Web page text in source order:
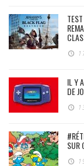
IL Y
DE
SUR